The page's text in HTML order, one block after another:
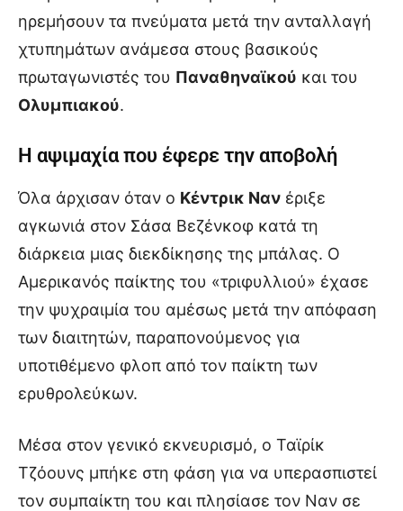
ηρεμήσουν τα πνεύματα μετά την ανταλλαγή
χτυπημάτων ανάμεσα στους βασικούς
πρωταγωνιστές του Παναθηναϊκού και του
Ολυμπιακού.
Η αψιμαχία που έφερε την αποβολή
Όλα άρχισαν όταν ο Κέντρικ Ναν έριξε
αγκωνιά στον Σάσα Βεζένκοφ κατά τη
διάρκεια μιας διεκδίκησης της μπάλας. Ο
Αμερικανός παίκτης του «τριφυλλιού» έχασε
την ψυχραιμία του αμέσως μετά την απόφαση
των διαιτητών, παραπονούμενος για
υποτιθέμενο φλοπ από τον παίκτη των
ερυθρολεύκων.
Μέσα στον γενικό εκνευρισμό, ο Ταϊρίκ
Τζόουνς μπήκε στη φάση για να υπερασπιστεί
τον συμπαίκτη του και πλησίασε τον Ναν σε